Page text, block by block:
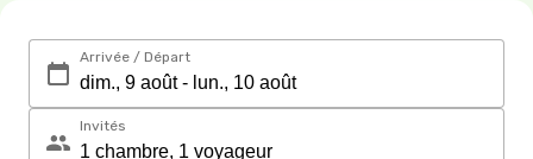
Arrivée / Départ
Invités